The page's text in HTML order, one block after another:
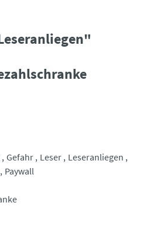
Gefahr Leser Leseranliegen
Paywall